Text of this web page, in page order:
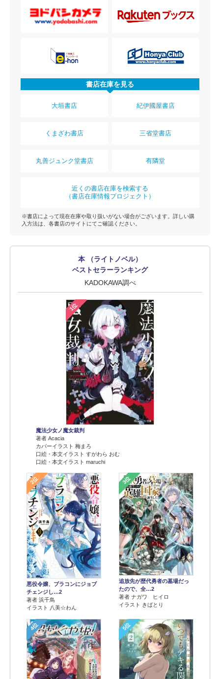
書店在庫を見る
大垣書店 紀伊國屋書店
くまざわ書店 三省堂書店
丸善ジュンク堂書店 有隣堂
近くの書店在庫を検索する
（書店在庫情報プロジェクト）
※書店によって現在在庫や取り扱いがない場合がございます。詳しい購
入方法は、各書店のサイトにてご確認ください。
本 （ライトノベル）
ベストセラーランキング
KADOKAWA調べ
1位
魔法少女ノ魔女裁判
著者 Acacia
カバーイラスト 梅まろ
口絵・本文イラスト すがわら おむ
口絵・本文イラスト maruchi
2位
悪役令嬢、ブラコンにジョブ
チェンジし…2
著者 浜千鳥
イラスト 八美☆わん
3位
追放先が歴代勇者の墓場だっ
たので、全…2
著者 ナガワ ヒイロ
イラスト きばとり
4位 5位